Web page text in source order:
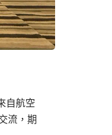
自航空
流，期